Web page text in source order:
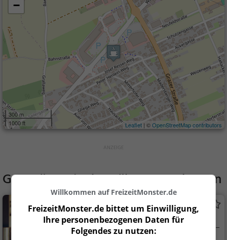
−
300 m
1000 ft
Leaflet | ©OpenStreetMap contributors
Gaststätten in der Nähe vonHubmann
Rockstar Leibnitz
Bar in Leibnitz
Willkommen auf FreizeitMonster.de
FreizeitMonster.de bittet um Einwilligung,
Ihre personenbezogenen Daten für
Folgendes zu nutzen: